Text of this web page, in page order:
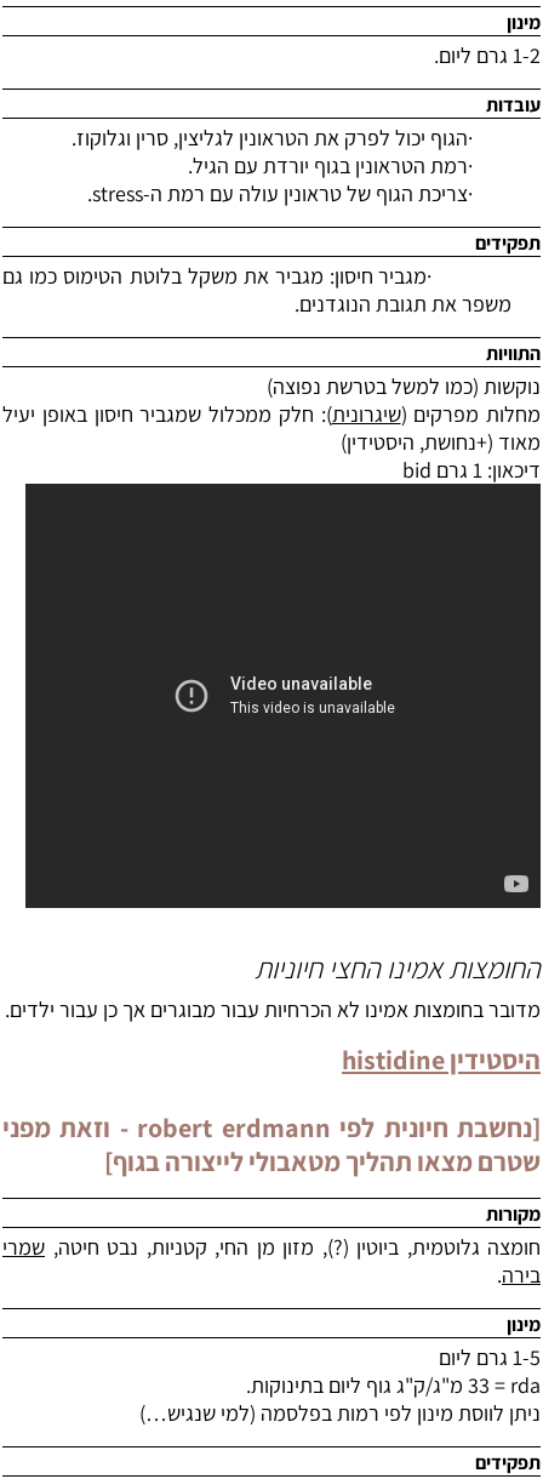
מינון
1-2 גרם ליום.
עובדות
·הגוף יכול לפרק את הטראונין לגליצין, סרין וגלוקוז.
·רמת הטראונין בגוף יורדת עם הגיל.
·צריכת הגוף של טראונין עולה עם רמת ה-stress
.
תפקידים
·מגביר חיסון: מגביר את משקל בלוטת הטימוס כמו גם
משפר את תגובת הנוגדנים.
התוויות
נוקשות (כמו למשל בטרשת נפוצה)
מחלות מפרקים (שיגרונית): חלק ממכלול שמגביר חיסון באופן יעיל
מאוד (+נחושת, היסטידין)
דיכאון: 1 גרם
bid
החומצות אמינו החצי חיוניות
מדובר בחומצות אמינו לא הכרחיות עבור מבוגרים אך כן עבור ילדים.
היסטידיןhistidine
[נחשבת חיונית לפי robert erdmann - וזאת מפני
שטרם מצאו תהליך מטאבולי לייצורה בגוף]
מקורות
חומצה גלוטמית, ביוטין (?), מזון מן החי, קטניות, נבט חיטה, שמרי
בירה.
מינון
1-5 גרם ליום
rda = 33 מ"ג/ק"ג גוף ליום בתינוקות.
ניתן לווסת מינון לפי רמות בפלסמה (למי שנגיש…
)
תפקידים